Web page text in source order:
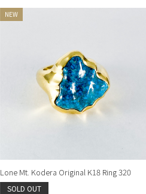
Lone Mt. Kodera Original K18 Ring 320
SOLD OUT